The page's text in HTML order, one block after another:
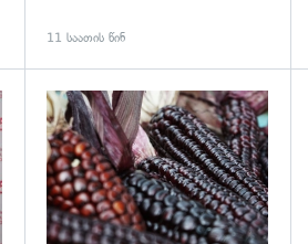
11 საათის წინ
გადახედვა